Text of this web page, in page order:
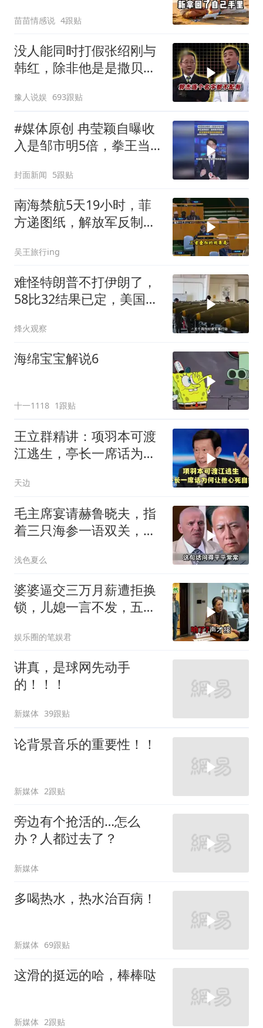
苗苗情感说 4跟贴
没人能同时打假张绍刚与
韩红，除非他是是撒贝
豫人说娱 693跟贴
#媒体原创 冉莹颖自曝收
入是邹市明5倍，拳王当
入，冉莹颖称希望他支棱
起来，邹市明力挺妻
子："没有她就没有今天的
我"
封面新闻 5跟贴
南海禁航5天19小时，菲
方递图纸，解放军反制组
吴王旅行ing
难怪特朗普不打伊朗了，
58比32结果已定，美国专
烽火观察
海绵宝宝解说6
十一1118 1跟贴
王立群精讲：项羽本可渡
江逃生，亭长一席话为何
天边
毛主席宴请赫鲁晓夫，指
着三只海参一语双关，赫
浅色夏么
婆婆逼交三万月薪遭拒换
锁，儿媳一言不发，五天
娱乐圈的笔娱君
讲真，是球网先动手
的！！！
新媒体 39跟贴
论背景音乐的重要性！！
新媒体 2跟贴
旁边有个抢活的…怎么
办？人都过去了？
新媒体
多喝热水，热水治百病！
新媒体 69跟贴
这滑的挺远的哈，棒棒哒
新媒体 2跟贴